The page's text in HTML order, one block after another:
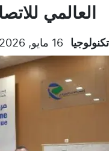
تكنولوجيا 16 مايو, 2026